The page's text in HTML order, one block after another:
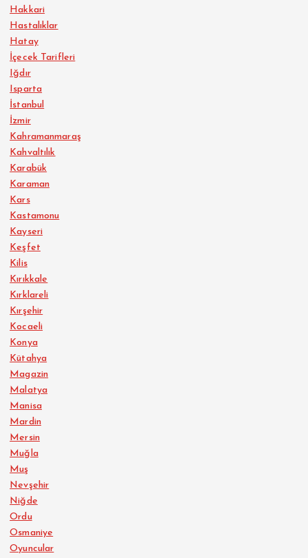
Hakkari
Hastalıklar
Hatay
İçecek Tarifleri
Iğdır
Isparta
İstanbul
İzmir
Kahramanmaraş
Kahvaltılık
Karabük
Karaman
Kars
Kastamonu
Kayseri
Keşfet
Kilis
Kırıkkale
Kırklareli
Kırşehir
Kocaeli
Konya
Kütahya
Magazin
Malatya
Manisa
Mardin
Mersin
Muğla
Muş
Nevşehir
Niğde
Ordu
Osmaniye
Oyuncular